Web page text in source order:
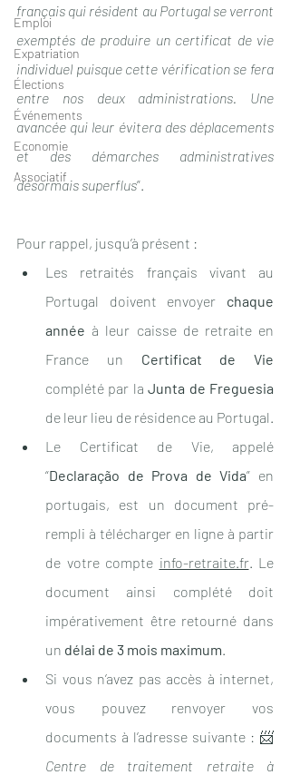
Emploi
Expatriation
Élections
Événements
Economie
Associatif
français qui résident au Portugal se verront
exemptés de produire un certificat de vie
individuel puisque cette vérification se fera
entre nos deux administrations. Une
avancée qui leur évitera des déplacements
et des démarches administratives
désormais superflus”.
Pour rappel, jusqu’à présent :
Les retraités français vivant au
Portugal doivent envoyer chaque
année à leur caisse de retraite en
France un Certificat de Vie
complété par la Junta de Freguesia
Le Certificat de Vie, appelé
“Declaração de Prova de Vida” en
portugais, est un document pré-
rempli à télécharger en ligne à partir
de votre compte info-retraite.fr. Le
document ainsi complété doit
impérativement être retourné dans
un délai de 3 mois maximum.
Si vous n’avez pas accès à internet,
vous pouvez renvoyer vos
Centre de traitement retraite à